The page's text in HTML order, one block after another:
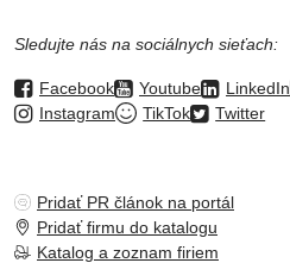
Sledujte nás na sociálnych sieťach:
Facebook Youtube LinkedIn
Instagram
TikTok Twitter
Pridať PR článok na portál
Pridať firmu do katalogu
Katalog a zoznam firiem